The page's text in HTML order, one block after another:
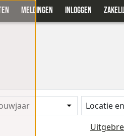
MELDINGEN INLOGGEN
Locatie